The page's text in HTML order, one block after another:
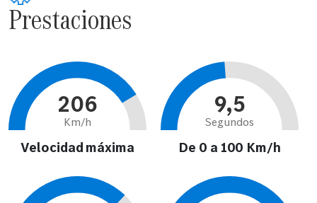
Prestaciones
206
Km/h
Velocidad máxima
9,5
Segundos
De 0 a 100 Km/h